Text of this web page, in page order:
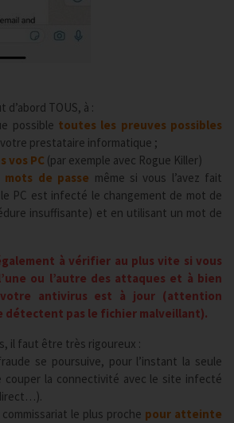
TOUS, à :
possible toutes les preuves possibles
prestataire informatique ;
vos PC (par exemple avec Rogue Killer)
de passe même si vous l’avez fait
PC est infecté le changement de mot de
insuffisante) et en utilisant un mot de
à vérifier au plus vite si vous
ou l’autre des attaques et à bien
antivirus est à jour (attention
détectent pas le fichier malveillant).
il faut être très rigoureux :
se poursuive, pour l’instant la seule
couper la connectivité avec le site infecté
commissariat le plus proche pour atteinte